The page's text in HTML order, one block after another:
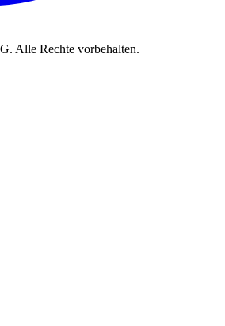
Alle Rechte vorbehalten.